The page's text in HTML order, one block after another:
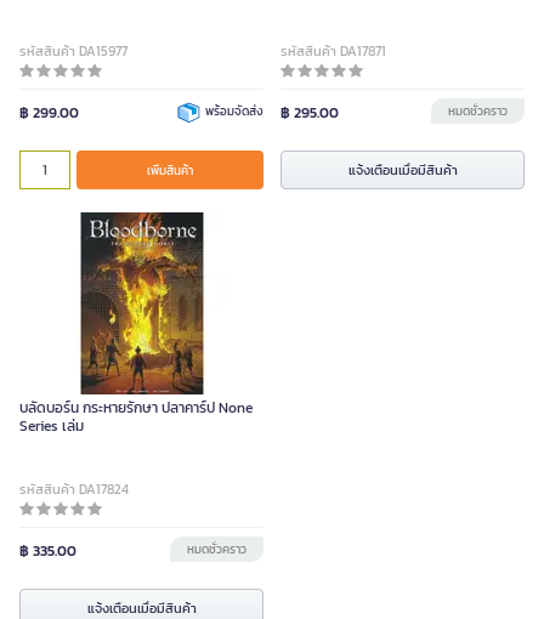
รหัสสินค้า DA15977
฿ 299.00 พร้อมจัดส่ง
เพิ่มสินค้า
รหัสสินค้า DA17871
฿ 295.00 หมดชั่วคราว
แจ้งเตือนเมื่อมีสินค้า
บลัดบอร์น กระหายรักษา ปลาคาร์ป None
Series เล่ม
รหัสสินค้า DA17824
฿ 335.00 หมดชั่วคราว
แจ้งเตือนเมื่อมีสินค้า